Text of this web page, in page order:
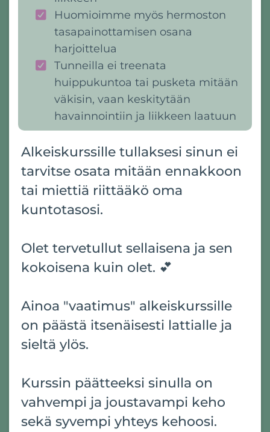
Huomioimme myös hermoston
tasapainottamisen osana
harjoittelua
Tunneilla ei treenata
huippukuntoa tai pusketa mitään
väkisin, vaan keskitytään
havainnointiin ja liikkeen laatuun
Alkeiskurssille tullaksesi sinun ei
tarvitse osata mitään ennakkoon
tai miettiä riittääkö oma
kuntotasosi.
Olet tervetullut sellaisena ja sen
kokoisena kuin olet. 💕
Ainoa "vaatimus" alkeiskurssille
on päästä itsenäisesti lattialle ja
sieltä ylös.
Kurssin päätteeksi sinulla on
vahvempi ja joustavampi keho
sekä syvempi yhteys kehoosi.